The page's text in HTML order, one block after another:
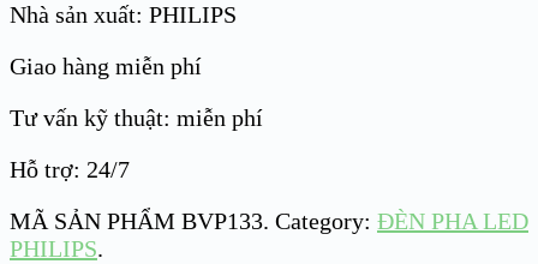
Nhà sản xuất: PHILIPS
Giao hàng miễn phí
Tư vấn kỹ thuật: miễn phí
Hỗ trợ: 24/7
MÃ SẢN PHẨM BVP133. Category: ĐÈN PHA LED
PHILIPS.